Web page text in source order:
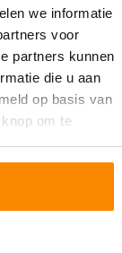
we informatie
voor
partners kunnen
die u aan
op basis van
om te